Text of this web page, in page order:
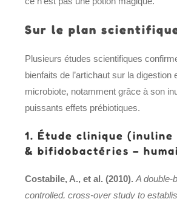
Sur le plan
Plusieurs études scientifiques
bienfaits de l’artichaut sur la digestion
microbiote, notamment grâce à son
puissants effets prébiotiques.
1. Étude clinique (inuline
& bifidobactéries –
Costabile, A., et al. (2010). A double-
controlled, cross-over study to